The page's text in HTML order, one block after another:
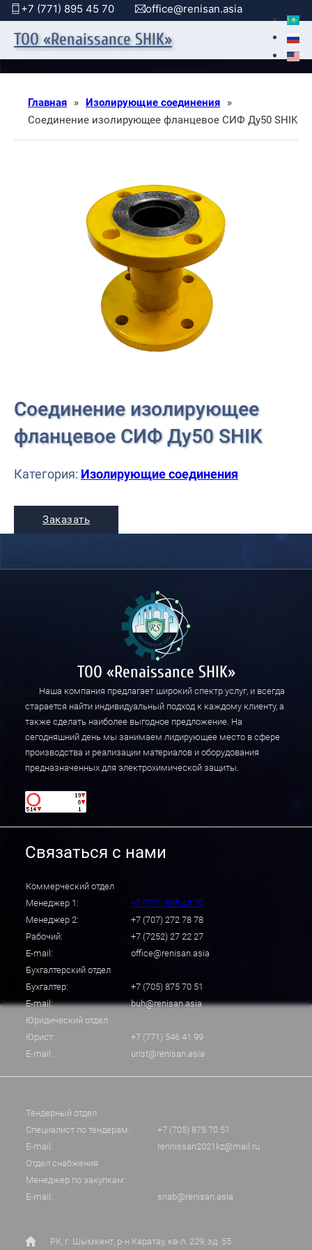
+7 (771) 895 45 70 office@renisan.asia
ТОО «Renaissance SHIK»
Главная » Изолирующие соединения
»
Соединение изолирующее фланцевое СИФ Ду50 SHIK
Соединение изолирующее
фланцевое СИФ Ду50 SHIK
Категория: Изолирующие соединения
Заказать
ТОО «Renaissance SHIK»
Наша компания предлагает широкий спектр услуг, и всегда
старается найти индивидуальный подход к каждому клиенту, а
также сделать наиболее выгодное предложение. На
сегодняшний день мы занимаем лидирующее место в сфере
производства и реализации материалов и оборудования
предназначенных для электрохимической защиты.
Связаться с нами
Коммерческий отдел
Менеджер 1:
+7 (771) 895 45 70
Менеджер 2:
+7 (707) 272 78 78
Рабочий:
+7 (7252) 27 22 27
E-mail:
office@renisan.asia
Бухгалтерский отдел
Бухгалтер:
+7 (705) 875 70 51
E-mail:
buh@renisan.asia
Юридический отдел
Юрист:
+7 (771) 546 41 99
E-mail:
urist@renisan.asia
Тендерный отдел
Специалист по тендерам:
+7 (705) 875 70 51
E-mail:
rennissan2021kz@mail.ru
Отдел снабжения
Менеджер по закупкам:
E-mail:
snab@renisan.asia
РК, г. Шымкент, р-н Каратау, кв-л. 229, зд. 55